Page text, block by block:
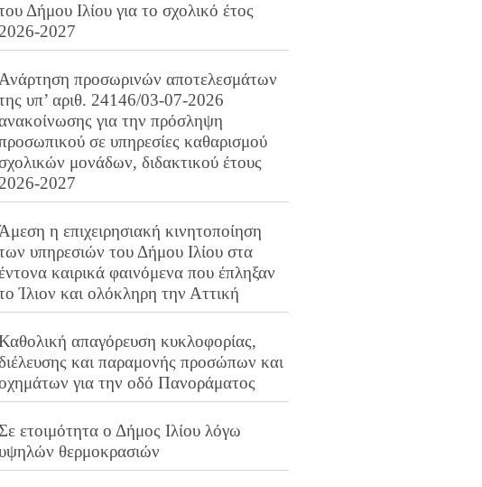
Δήμου Ιλίου για το σχολικό έτος
2026-2027
Ανάρτηση προσωρινών αποτελεσμάτων
υπ’ αριθ. 24146/03-07-2026
για την πρόσληψη
σε υπηρεσίες καθαρισμού
μονάδων, διδακτικού έτους
2026-2027
Άμεση η επιχειρησιακή κινητοποίηση
υπηρεσιών του Δήμου Ιλίου στα
καιρικά φαινόμενα που έπληξαν
Ίλιον και ολόκληρη την Αττική
απαγόρευση κυκλοφορίας,
και παραμονής προσώπων και
για την οδό Πανοράματος
ετοιμότητα ο Δήμος Ιλίου λόγω
θερμοκρασιών